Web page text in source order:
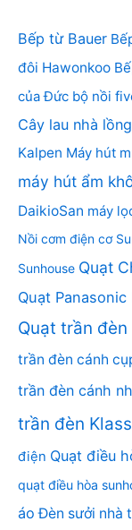
Bếp từ Bauer
đôi Hawonkoo
của Đức bộ nồi
Cây lau nhà
Kalpen Máy hút
máy hút ẩm
DaikioSan máy
Nồi cơm điện cơ
Sunhouse Quạt
Quạt Panasonic
Quạt trần đèn
trần đèn cánh
trần đèn cánh
trần đèn
điện Quạt điều
quạt điều hòa
áo Đèn sưởi nhà